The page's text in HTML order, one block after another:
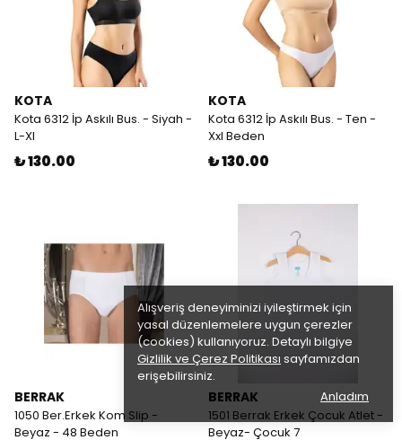
Alışveriş deneyiminizi iyileştirmek için
yasal düzenlemelere uygun çerezler
(cookies) kullanıyoruz. Detaylı bilgiye
Gizlilik ve Çerez Politikası sayfamızdan
erişebilirsiniz.
Anladım
KOTA
Kota 6312 İp Askılı Bus. - Siyah -
L-Xl
₺ 130.00
KOTA
Kota 6312 İp Askılı Bus. - Ten -
Xxl Beden
₺ 130.00
BERRAK
1050 Ber.Erkek Kom Slip -
Beyaz - 48 Beden
BERRAK
1501 Berrak Erkek Çocuk Atlet -
Beyaz- Çocuk 7